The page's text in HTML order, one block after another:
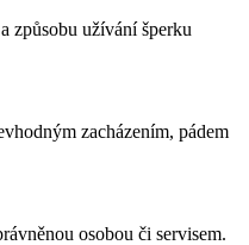
způsobu užívání šperku
zacházením, pádem
osobou či servisem.